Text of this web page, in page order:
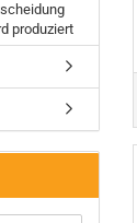
produziert